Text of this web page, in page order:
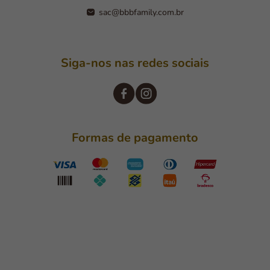
sac@bbbfamily.com.br
Siga-nos nas redes sociais
Formas de pagamento